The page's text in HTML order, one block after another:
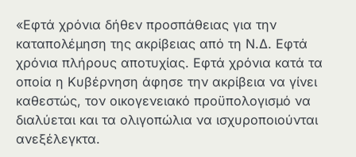
«Εφτά χρόνια δήθεν προσπάθειας για την
καταπολέμηση της ακρίβειας από τη Ν.Δ. Εφτά
χρόνια πλήρους αποτυχίας. Εφτά χρόνια κατά τα
οποία η Κυβέρνηση άφησε την ακρίβεια να γίνει
καθεστώς, τον οικογενειακό προϋπολογισμό να
διαλύεται και τα ολιγοπώλια να ισχυροποιούνται
ανεξέλεγκτα.